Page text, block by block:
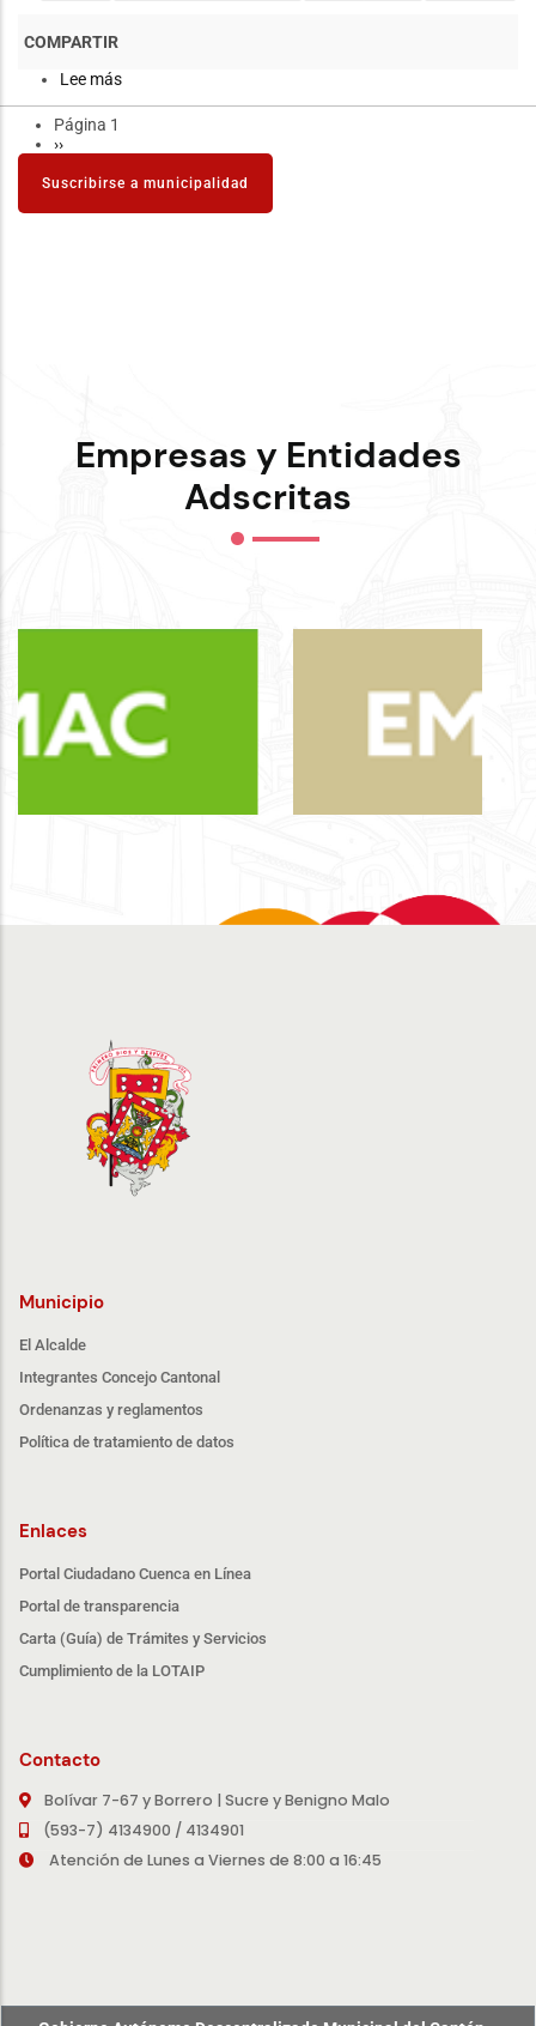
Lee más
Bienal
Cuenca
inauguró
Paginación
Página 1
Siguiente
››
Suscribirse a municipalidad
Empresas y Entidades
Adscritas
Municipio
El Alcalde
Integrantes Concejo Cantonal
Ordenanzas y reglamentos
Política de tratamiento de datos
Enlaces
Portal Ciudadano Cuenca en Línea
Portal de transparencia
Carta (Guía) de Trámites y Servicios
Cumplimiento de la LOTAIP
Contacto
Bolívar 7-67 y Borrero | Sucre y Benigno Malo
(593-7) 4134900 / 4134901
Atención de Lunes a Viernes de 8:00 a 16:45